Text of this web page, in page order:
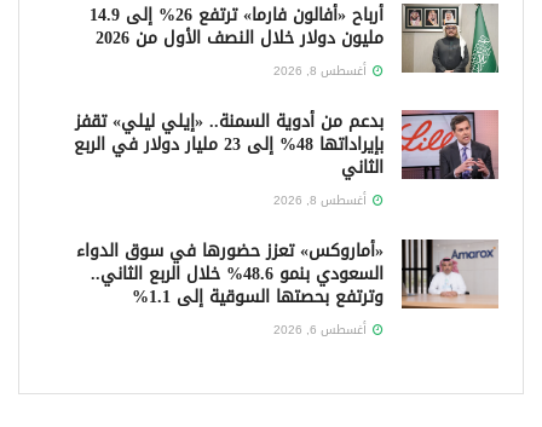
أرباح «أفالون فارما» ترتفع 26% إلى 14.9
مليون دولار خلال النصف الأول من 2026
أغسطس 8, 2026
بدعم من أدوية السمنة.. «إيلي ليلي» تقفز
بإيراداتها 48% إلى 23 مليار دولار في الربع
الثاني
أغسطس 8, 2026
«أماروكس» تعزز حضورها في سوق الدواء
السعودي بنمو 48.6% خلال الربع الثاني..
وترتفع بحصتها السوقية إلى 1.1%
أغسطس 6, 2026